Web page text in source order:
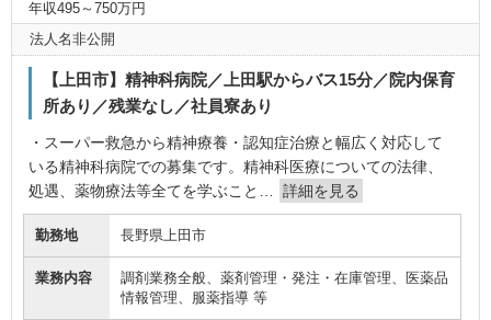
年収495～750万円
法人名非公開
【上田市】精神科病院／上田駅からバス15分／院内保育
所あり／残業なし／社員寮あり
・スーパー救急から精神療養・認知症治療と幅広く対応して
いる精神科病院での募集です。精神科医療についての法律、
処遇、薬物療法等全てを学ぶこと…
詳細を見る
勤務地 長野県上田市
業務内容
調剤業務全般、薬剤管理・発注・在庫管理、医薬品
情報管理、服薬指導 等